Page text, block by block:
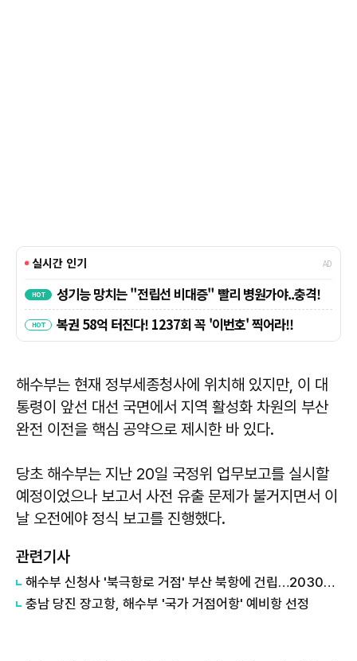
해수부는 현재 정부세종청사에 위치해 있지만, 이 대
통령이 앞선 대선 국면에서 지역 활성화 차원의 부산
완전 이전을 핵심 공약으로 제시한 바 있다.
당초 해수부는 지난 20일 국정위 업무보고를 실시할
예정이었으나 보고서 사전 유출 문제가 불거지면서 이
날 오전에야 정식 보고를 진행했다.
관련기사
해수부 신청사 '북극항로 거점' 부산 북항에 건립…2030년 완공
충남 당진 장고항, 해수부 '국가 거점어항' 예비항 선정